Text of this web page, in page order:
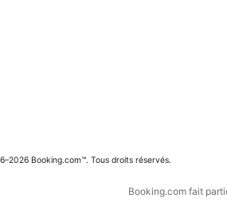
Booking.com™. Tous droits réservés.
Booking.com fait